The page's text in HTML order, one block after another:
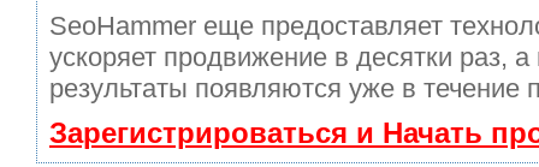
SeoHammer еще предоставляет
ускоряет продвижение в десятки раз,
результаты появляются уже в течение
Зарегистрироваться и Начать